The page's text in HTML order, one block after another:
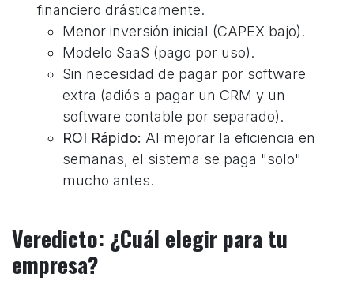
financiero drásticamente.
Menor inversión inicial (CAPEX bajo).
Modelo SaaS (pago por uso).
Sin necesidad de pagar por software
extra (adiós a pagar un CRM y un
software contable por separado).
ROI Rápido: Al mejorar la eficiencia en
semanas, el sistema se paga "solo"
mucho antes.
Veredicto: ¿Cuál elegir para tu
empresa?